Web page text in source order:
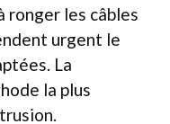
ronger les câbles
urgent le
La
la plus